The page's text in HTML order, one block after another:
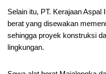
Selain itu, PT. Kerajaan
berat yang disewakan
sehingga proyek konstruksi
lingkungan.